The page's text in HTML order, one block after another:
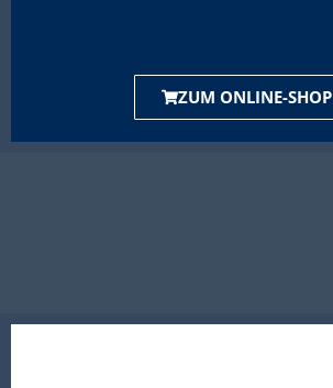
ZUM ONLINE-SHOP